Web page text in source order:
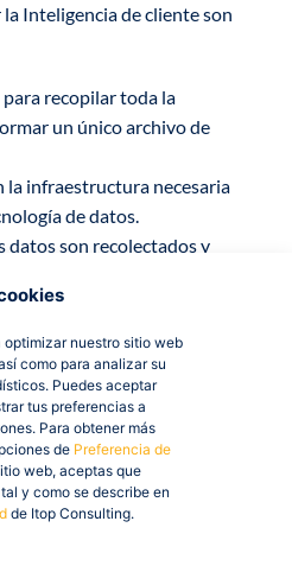
nuestro sitio web
como para analizar su
Puedes aceptar
tus preferencias a
Para obtener más
de Preferencia de
web, aceptas que
y como se describe en
de Itop Consulting.
Inteligencia de cliente son
para recopilar toda la
un único archivo de
la infraestructura necesaria
de datos.
datos son recolectados y
así tratar de fidelizarlo.
funciona el siguiente
es: ¿Cuáles son las
las siguientes:
con el cliente para que